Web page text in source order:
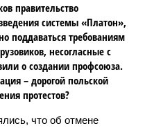
правительство
системы «Платон»,
поддаваться требованиям
несогласные с
о создании профсоюза.
– дорогой польской
протестов?
что об отмене